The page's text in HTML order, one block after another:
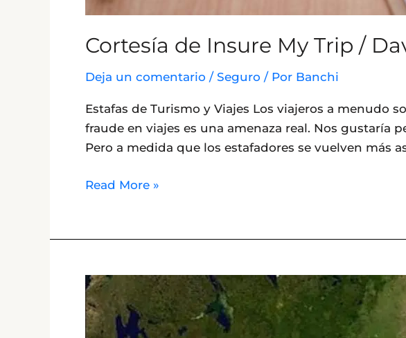
Cortesía de Insure My Trip /
Deja un comentario / Seguro / Por Banchi
Estafas de Turismo y Viajes Los viajeros a menudo
fraude en viajes es una amenaza real. Nos gustaría
Pero a medida que los estafadores se vuelven más
Read More »
Costa
del
Pacifico